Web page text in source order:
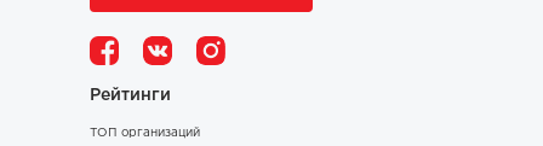
Рейтинги
ТОП организаций